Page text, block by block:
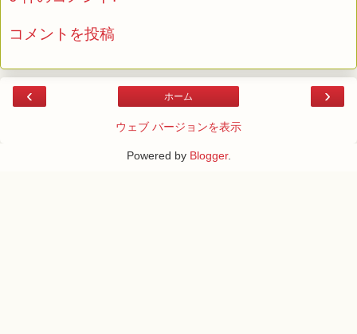
コメントを投稿
‹ ›
ホーム
ウェブ バージョンを表示
Powered by Blogger.